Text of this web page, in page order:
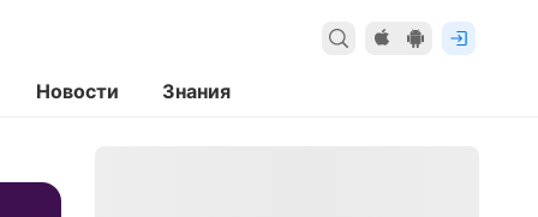
Новости Знания